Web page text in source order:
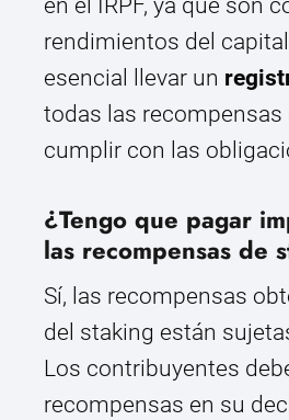
en el IRPF, ya que son
rendimientos del
esencial llevar un
todas las recompensas
cumplir con las
¿Tengo que pagar
las recompensas de
Sí, las recompensas
del staking están
Los contribuyentes
recompensas en su